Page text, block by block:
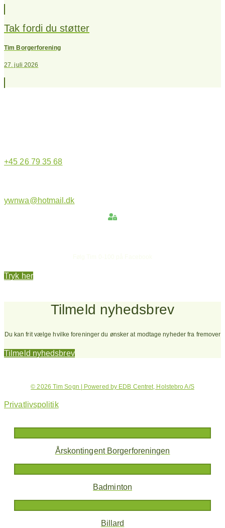
Tak fordi du støtter
Tim Borgerforening
27. juli 2026
+45 26 79 35 68
ywnwa@hotmail.dk
Tryk her
Tilmeld nyhedsbrev
Du kan frit vælge hvilke foreninger du ønsker at modtage nyheder fra fremover
Tilmeld nyhedsbrev
© 2026 Tim Sogn | Powered by EDB Centret, Holstebro A/S
Privatlivspolitik
Årskontingent Borgerforeningen
Badminton
Billard